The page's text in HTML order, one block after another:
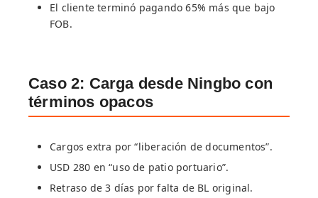
El cliente terminó pagando 65% más que bajo
FOB.
Caso 2: Carga desde Ningbo con
términos opacos
Cargos extra por “liberación de documentos”.
USD 280 en “uso de patio portuario”.
Retraso de 3 días por falta de BL original.